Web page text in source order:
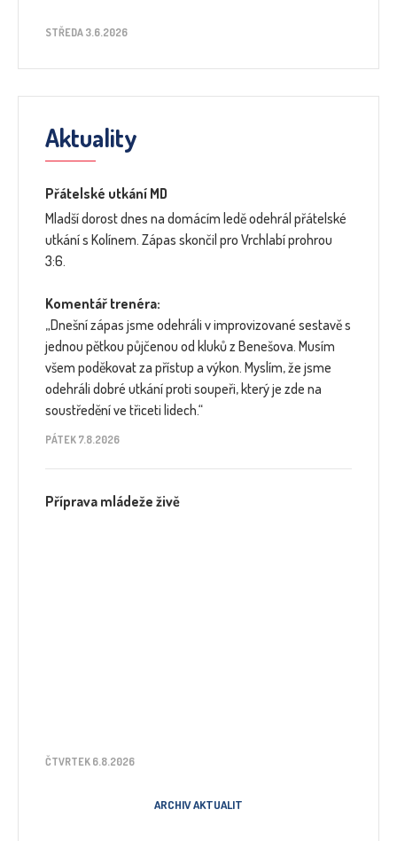
STŘEDA 3.6.2026
Aktuality
Přátelské utkání MD
Mladší dorost dnes na domácím ledě odehrál přátelské
utkání s Kolínem. Zápas skončil pro Vrchlabí prohrou
3:6.
Komentář trenéra:
„Dnešní zápas jsme odehráli v improvizované sestavě s
jednou pětkou půjčenou od kluků z Benešova. Musím
všem poděkovat za přístup a výkon. Myslím, že jsme
odehráli dobré utkání proti soupeři, který je zde na
soustředění ve třiceti lidech.“
PÁTEK 7.8.2026
Příprava mládeže živě
ČTVRTEK 6.8.2026
ARCHIV AKTUALIT